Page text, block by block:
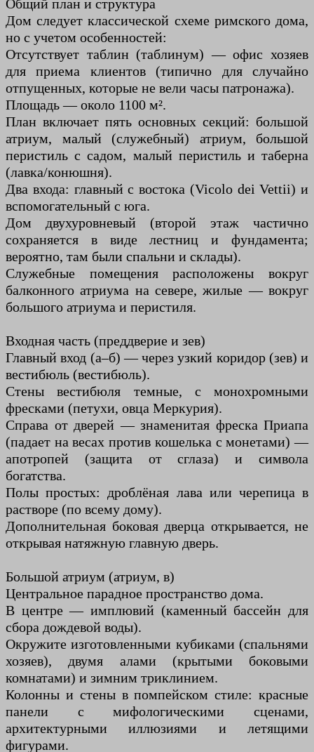
Общий план и структура
Дом следует классической схеме римского дома,
но с учетом особенностей:
Отсутствует таблин (таблинум) — офис хозяев
для приема клиентов (типично для случайно
отпущенных, которые не вели часы патронажа).
Площадь — около 1100 м².
План включает пять основных секций: большой
атриум, малый (служебный) атриум, большой
перистиль с садом, малый перистиль и таберна
(лавка/конюшня).
Два входа: главный с востока (Vicolo dei Vettii) и
вспомогательный с юга.
Дом двухуровневый (второй этаж частично
сохраняется в виде лестниц и фундамента;
вероятно, там были спальни и склады).
Служебные помещения расположены вокруг
балконного атриума на севере, жилые — вокруг
большого атриума и перистиля.
Входная часть (преддверие и зев)
Главный вход (а–б) — через узкий коридор (зев) и
вестибюль (вестибюль).
Стены вестибюля темные, с монохромными
фресками (петухи, овца Меркурия).
Справа от дверей — знаменитая фреска Приапа
(падает на весах против кошелька с монетами) —
апотропей (защита от сглаза) и символа
богатства.
Полы простых: дроблёная лава или черепица в
растворе (по всему дому).
Дополнительная боковая дверца открывается, не
открывая натяжную главную дверь.
Большой атриум (атриум, в)
Центральное парадное пространство дома.
В центре — имплювий (каменный бассейн для
сбора дождевой воды).
Окружите изготовленными кубиками (спальнями
хозяев), двумя алами (крытыми боковыми
комнатами) и зимним триклинием.
Колонны и стены в помпейском стиле: красные
панели с мифологическими сценами,
архитектурными иллюзиями и летящими
фигурами.